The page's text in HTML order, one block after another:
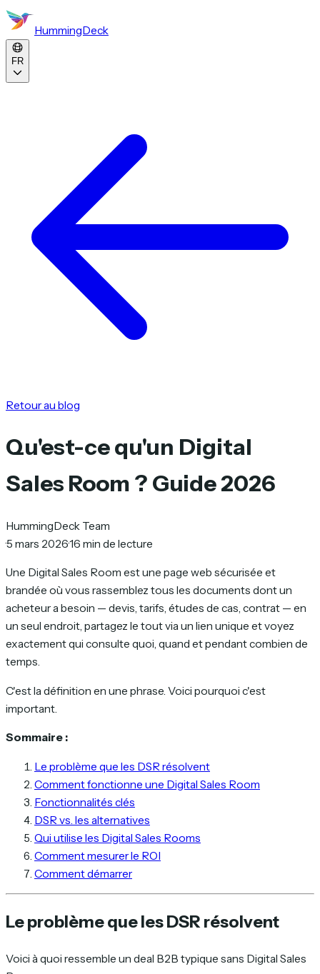
HummingDeck
FR
Retour au blog
Qu'est-ce qu'un Digital
Sales Room ? Guide 2026
HummingDeck Team
·5 mars 2026·16 min de lecture
Une Digital Sales Room est une page web sécurisée et
brandée où vous rassemblez tous les documents dont un
acheteur a besoin — devis, tarifs, études de cas, contrat — en
un seul endroit, partagez le tout via un lien unique et voyez
exactement qui consulte quoi, quand et pendant combien de
temps.
C'est la définition en une phrase. Voici pourquoi c'est
important.
Sommaire :
Le problème que les DSR résolvent
Comment fonctionne une Digital Sales Room
Fonctionnalités clés
DSR vs. les alternatives
Qui utilise les Digital Sales Rooms
Comment mesurer le ROI
Comment démarrer
Le problème que les DSR résolvent
Voici à quoi ressemble un deal B2B typique sans Digital Sales